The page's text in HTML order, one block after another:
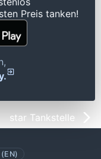
Preis tanken!
star Tankstelle